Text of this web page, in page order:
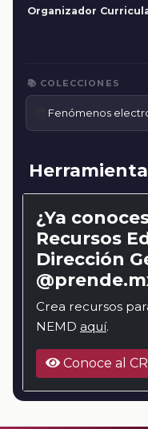
Organizador
📚 COLECCIONES
¿Ya
Recursos
Dirección
Crea recursos
NEMD aquí.
Conoce al